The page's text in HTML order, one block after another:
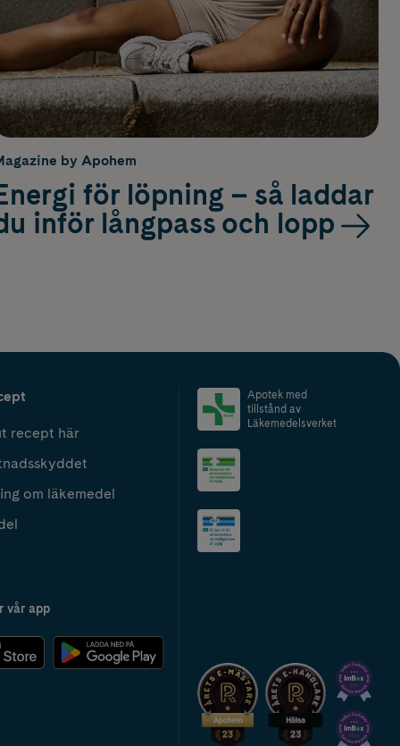
by Apohem
för löpning – så laddar
inför långpass och lopp
recept här
om läkemedel
vår app
Apotek med
tillstånd av
Läkemedelsverket
2024